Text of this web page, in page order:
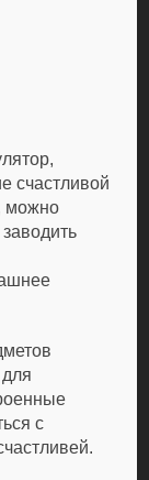
счастливой
можно
с